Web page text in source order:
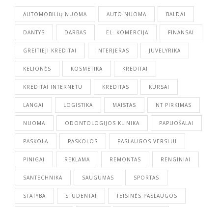
AUTOMOBILIŲ NUOMA AUTO NUOMA BALDAI
DANTYS DARBAS EL. KOMERCIJA FINANSAI
GREITIEJI KREDITAI INTERJERAS JUVELYRIKA
KELIONĖS KOSMETIKA KREDITAI
KREDITAI INTERNETU KREDITAS KURSAI
LANGAI LOGISTIKA MAISTAS NT PIRKIMAS
NUOMA ODONTOLOGIJOS KLINIKA PAPUOŠALAI
PASKOLA PASKOLOS PASLAUGOS VERSLUI
PINIGAI REKLAMA REMONTAS RENGINIAI
SANTECHNIKA SAUGUMAS SPORTAS
STATYBA STUDENTAI TEISINĖS PASLAUGOS